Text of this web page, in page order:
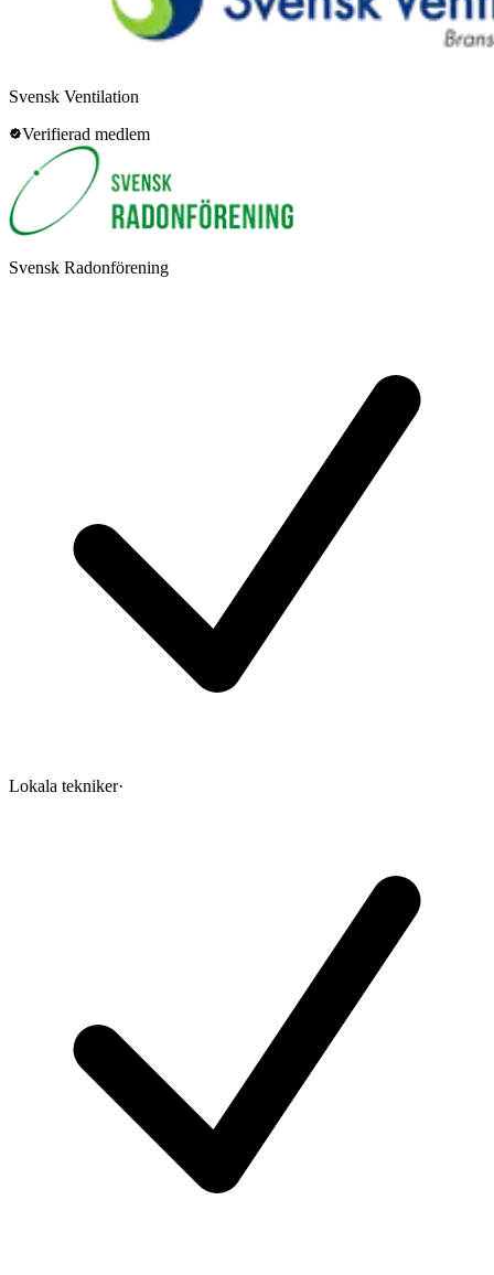
Svensk Ventilation
Verifierad medlem
Svensk Radonförening
Lokala tekniker·